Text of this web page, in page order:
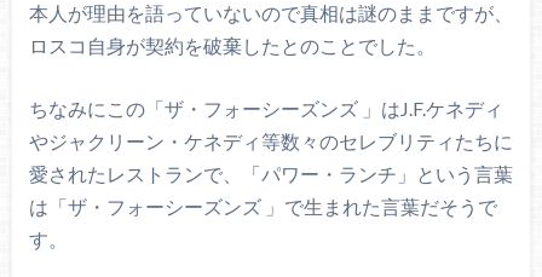
本人が理由を語っていないので真相は謎のままですが、
ロスコ自身が契約を破棄したとのことでした。
ちなみにこの「ザ・フォーシーズンズ 」はJ.F.ケネディ
やジャクリーン・ケネディ等数々のセレブリティたちに
愛されたレストランで、「パワー・ランチ」という言葉
は「ザ・フォーシーズンズ 」で生まれた言葉だそうで
す。